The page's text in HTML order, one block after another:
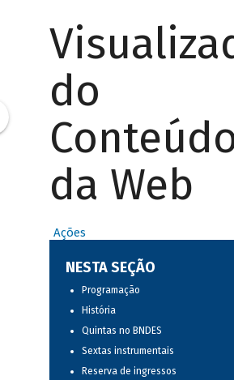
do
da Web
Ações
NESTA SEÇÃO
Programação
História
Quintas no BNDES
Sextas instrumentais
Reserva de ingressos